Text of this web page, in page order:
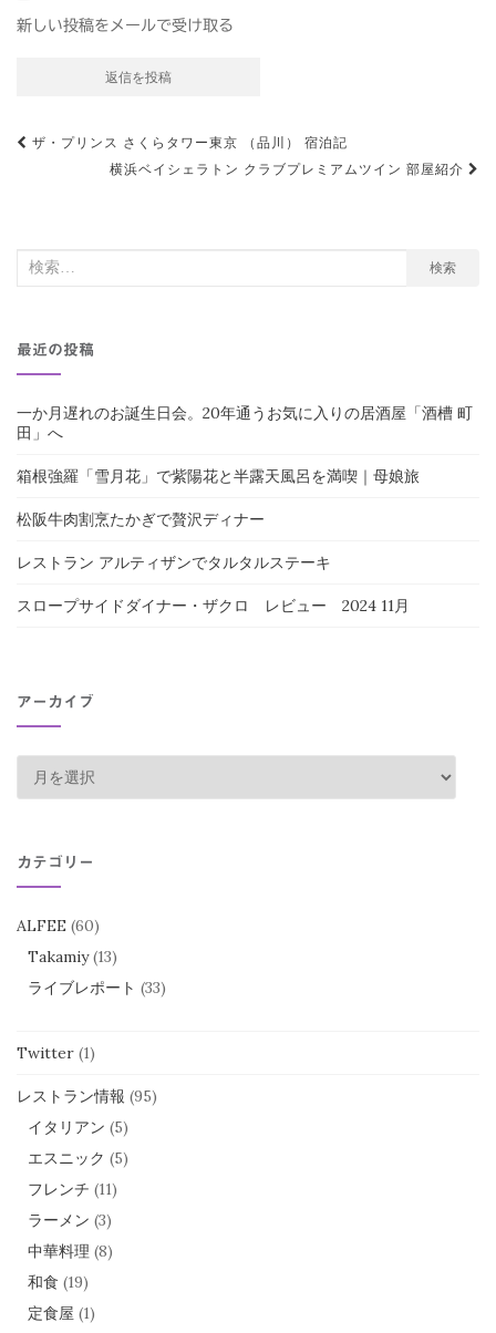
新しい投稿をメールで受け取る
投
ゲ
シ
ョ
ン
ザ・プリンス さくらタワー東京 （品川） 宿泊記
横浜ベイシェラトン クラブプレミアムツイン 部屋紹介
検
象:
検索
最近の投稿
一か月遅れのお誕生日会。20年通うお気に入りの居酒屋「酒槽 町
田」へ
箱根強羅「雪月花」で紫陽花と半露天風呂を満喫｜母娘旅
松阪牛肉割烹たかぎで贅沢ディナー
レストラン アルティザンでタルタルステーキ
スロープサイドダイナー・ザクロ レビュー 2024 11月
アーカイブ
ー
イ
ブ
カテゴリー
ALFEE (60)
Takamiy(13)
ライブレポート (33)
Twitter (1)
レストラン情報 (95)
イタリアン (5)
エスニック (5)
フレンチ (11)
ラーメン (3)
中華料理 (8)
和食 (19)
定食屋 (1)